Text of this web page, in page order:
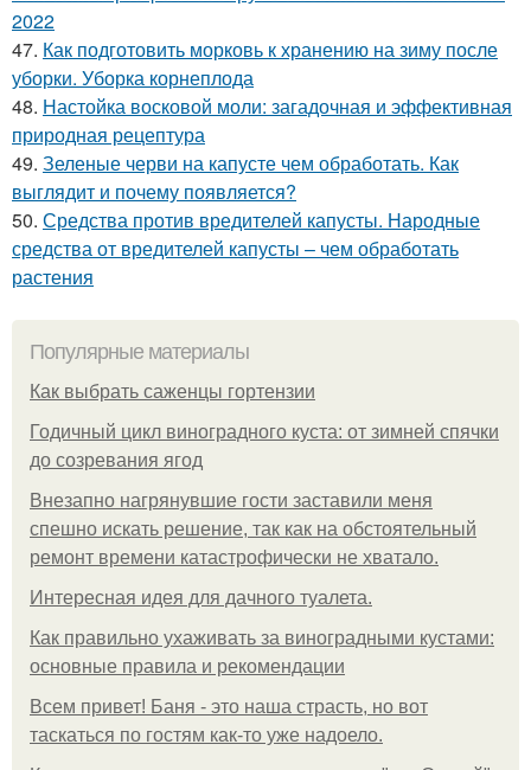
2022
47. Как подготовить морковь к хранению на зиму после
уборки. Уборка корнеплода
48. Настойка восковой моли: загадочная и эффективная
природная рецептура
49. Зеленые черви на капусте чем обработать. Как
выглядит и почему появляется?
50. Средства против вредителей капусты. Народные
средства от вредителей капусты – чем обработать
растения
Популярные материалы
Как выбрать саженцы гортензии
Годичный цикл виноградного куста: от зимней спячки
до созревания ягод
Внезапно нагрянувшие гости заставили меня
спешно искать решение, так как на обстоятельный
ремонт времени катастрофически не хватало.
Интересная идея для дачного туалета.
Как правильно ухаживать за виноградными кустами:
основные правила и рекомендации
Всем привет! Баня - это наша страсть, но вот
таскаться по гостям как-то уже надоело.